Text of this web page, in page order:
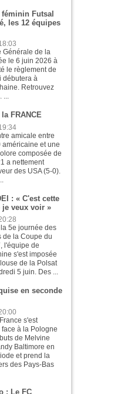
féminin Futsal
les 12 équipes
Générale de la
le 6 juin 2026 à
le règlement de
débutera à
Retrouvez
...
FRANCE
amicale entre
et une
composée de
a nettement
des USA (5-0).
: « C'est cette
je veux voir »
5e journée des
de la Coupe du
l'équipe de
s'est imposée
de la Polsat
5 juin. Des ...
en seconde
s'est
à la Pologne
de Melvine
Baltimore en
et prend la
des Pays-Bas
: Le FC